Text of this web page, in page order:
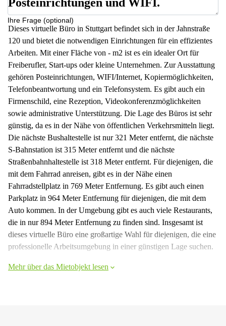
Ihre Frage (optional)
Dieses virtuelle Büro in Stuttgart befindet sich in der Jahnstraße
120 und bietet die notwendigen Einrichtungen für ein effizientes
Arbeiten. Mit einer Fläche von - m2 ist es ein idealer Ort für
Freiberufler, Start-ups oder kleine Unternehmen. Zur Ausstattung
gehören Posteinrichtungen, WIFI/Internet, Kopiermöglichkeiten,
Telefonbeantwortung und ein Telefonsystem. Es gibt auch ein
Firmenschild, eine Rezeption, Videokonferenzmöglichkeiten
sowie administrative Unterstützung. Die Lage des Büros ist sehr
günstig, da es in der Nähe von öffentlichen Verkehrsmitteln liegt.
Die nächste Bushaltestelle ist nur 321 Meter entfernt, die nächste
S-Bahnstation ist 315 Meter entfernt und die nächste
Straßenbahnhaltestelle ist 318 Meter entfernt. Für diejenigen, die
mit dem Fahrrad anreisen, gibt es in der Nähe einen
Fahrradstellplatz in 769 Meter Entfernung. Es gibt auch einen
Parkplatz in 964 Meter Entfernung für diejenigen, die mit dem
Auto kommen. In der Umgebung gibt es auch viele Restaurants,
die in nur 894 Meter Entfernung zu finden sind. Insgesamt ist
dieses virtuelle Büro eine großartige Wahl für diejenigen, die eine
professionelle Arbeitsumgebung in einer günstigen Lage suchen.
Mehr über das Mietobjekt lesen